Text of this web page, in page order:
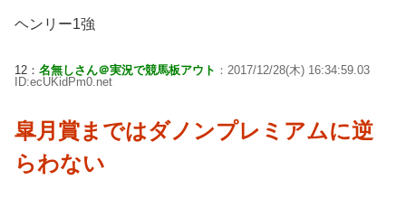
ヘンリー1強
12： 名無しさん＠実況で競馬板アウト ：2017/12/28(木) 16:34:59.03
ID:ecUKidPm0.net
皐月賞まではダノンプレミアムに逆
らわない